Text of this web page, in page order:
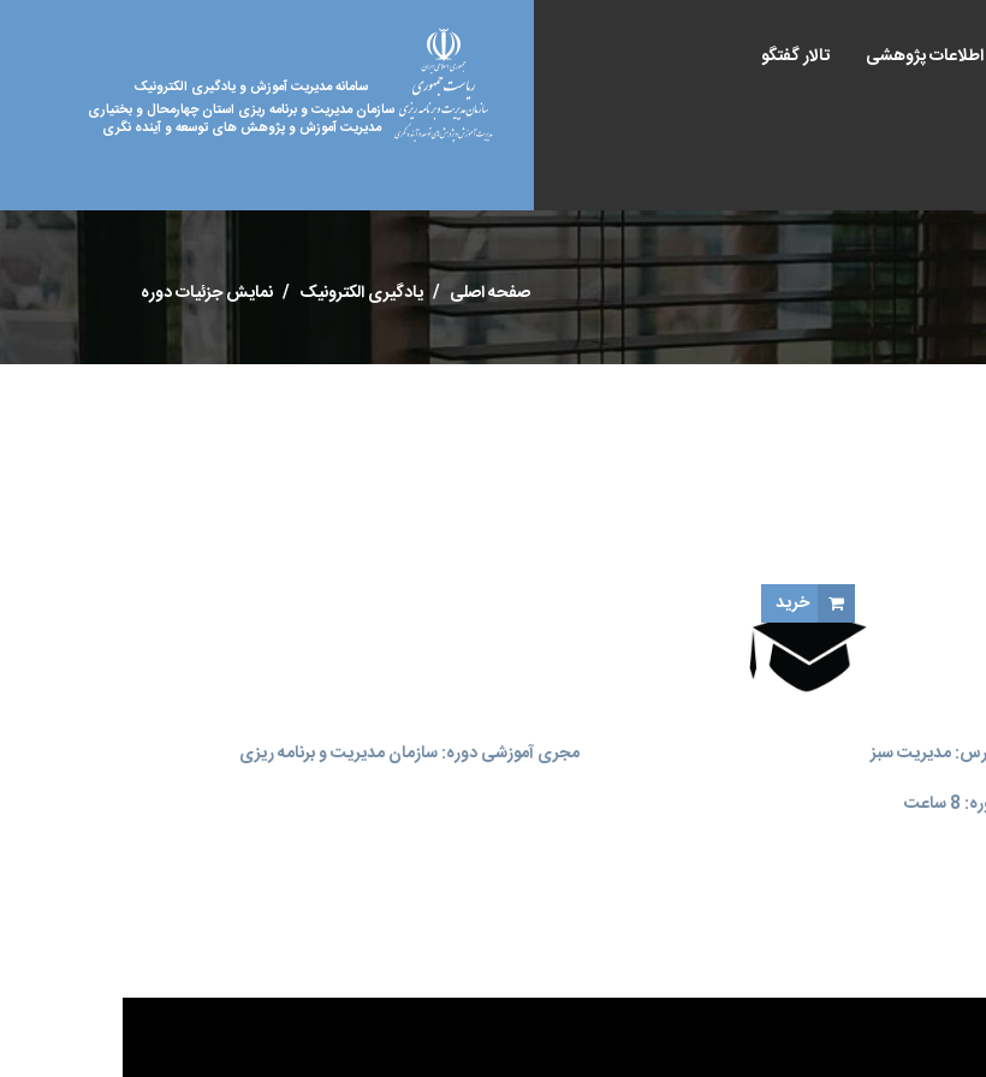
سامانه مدیریت آموزش و یادگیری الکترونیک
سازمان مدیریت و برنامه ریزی استان چهارمحال و بختیاری
مدیریت آموزش و پژوهش های توسعه و آینده نگری
پژوهشی تالار گفتگو
صفحه اصلی یادگیری الکترونیک نمایش جزئیات دوره
مدیریت سبز
مجری آموزشی دوره: سازمان مدیریت و برنامه‌ ریزی
خرید